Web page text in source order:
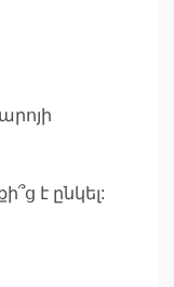
է ընկել: